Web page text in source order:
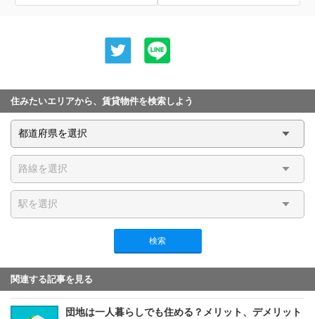
住みたいエリアから、賃貸物件を検索しよう
検索
関連する記事を見る
団地は一人暮らしでも住める？メリット、デメリット